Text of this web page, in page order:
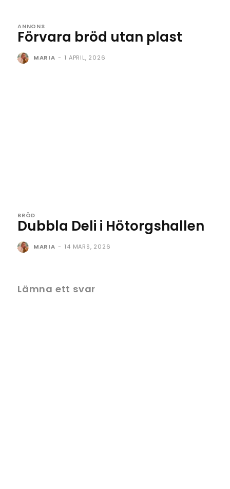
ANNONS
Förvara bröd utan plast
MARIA - 1 APRIL, 2026
BRÖD
Dubbla Deli i Hötorgshallen
MARIA - 14 MARS, 2026
Lämna ett svar